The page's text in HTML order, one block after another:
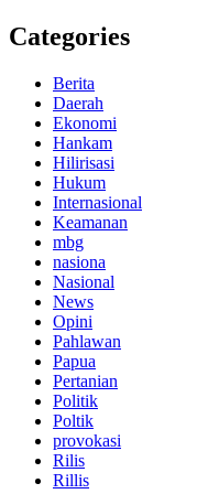
Categories
Berita
Daerah
Ekonomi
Hankam
Hilirisasi
Hukum
Internasional
Keamanan
mbg
nasiona
Nasional
News
Opini
Pahlawan
Papua
Pertanian
Politik
Poltik
provokasi
Rilis
Rillis